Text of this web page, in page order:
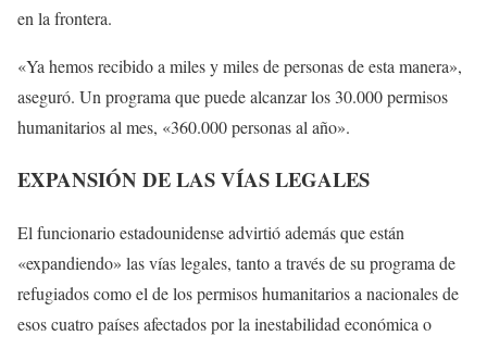
en la frontera.
«Ya hemos recibido a miles y miles de personas de esta manera»,
aseguró. Un programa que puede alcanzar los 30.000 permisos
humanitarios al mes, «360.000 personas al año».
EXPANSIÓN DE LAS VÍAS LEGALES
El funcionario estadounidense advirtió además que están
«expandiendo» las vías legales, tanto a través de su programa de
refugiados como el de los permisos humanitarios a nacionales de
esos cuatro países afectados por la inestabilidad económica o